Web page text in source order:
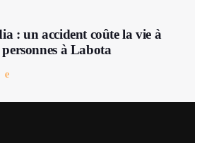
: un accident coûte la vie à
à Labota